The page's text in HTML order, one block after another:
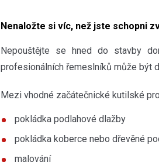
Nenaložte si víc, než jste schopni
Nepouštějte se hned do stavby
profesionálních řemeslníků může být
Mezi vhodné začátečnické kutilské
pokládka podlahové dlažby
pokládka koberce nebo dřevěné
malování